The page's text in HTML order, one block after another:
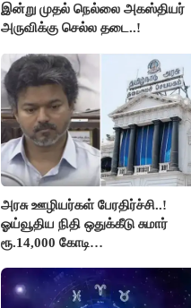
இன்று முதல் நெல்லை அகஸ்தியர்
அருவிக்கு செல்ல தடை..!
அரசு ஊழியர்கள் பேரதிர்ச்சி..!
ஓய்வூதிய நிதி ஒதுக்கீடு சுமார்
ரூ.14,000 கோடி